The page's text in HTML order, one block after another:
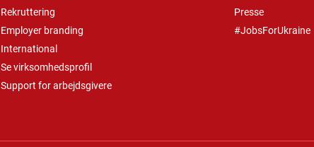
Rekruttering
Employer branding
International
Se virksomhedsprofil
Support for arbejdsgivere
Presse
#JobsForUkraine